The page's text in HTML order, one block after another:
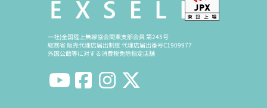
一社)全国陸上無線協会関東支部会員 第245号
総務省 販売代理店届出制度 代理店届出番号C1909977
外国公館等に対する消費税免除指定店舗